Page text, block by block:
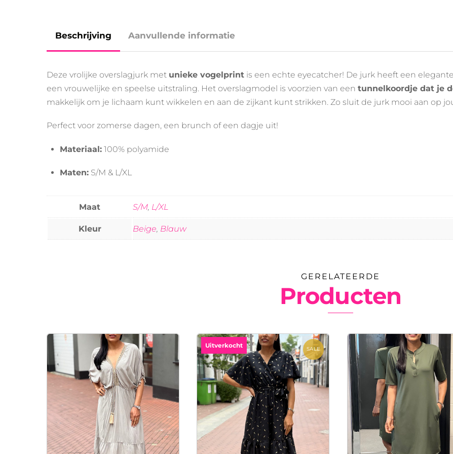
Beschrijving Aanvullende informatie
Deze vrolijke overslagjurk met unieke vogelprint is een echte eyecatcher! De jurk heeft een elegante
een vrouwelijke en speelse uitstraling. Het overslagmodel is voorzien van een tunnelkoordje dat je
makkelijk om je lichaam kunt wikkelen en aan de zijkant kunt strikken. Zo sluit de jurk mooi aan op
Perfect voor zomerse dagen, een brunch ofeen dagje uit!
Materiaal: 100% polyamide
Maten: S/M & L/XL
Maat S/M L/XL
Kleur Beige Blauw
GERELATEERDE
Producten
SALE
Uitverkocht